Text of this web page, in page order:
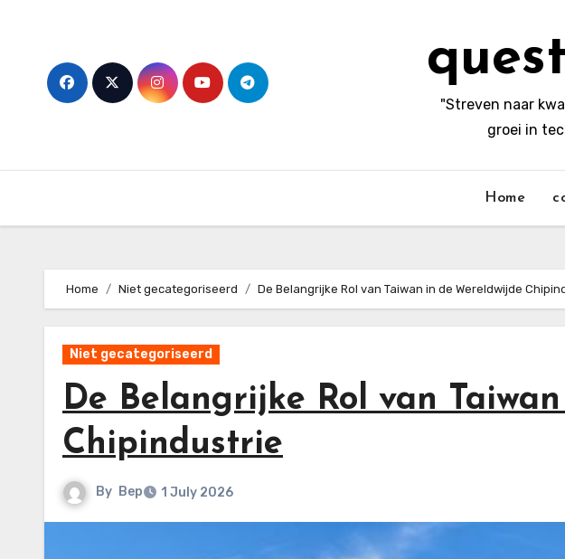
"Streven naar
groei in
Home
Home Niet gecategoriseerd De Belangrijke Rol van Taiwan in de Wereldwijde
Niet gecategoriseerd
De Belangrijke Rol van
Chipindustrie
By Bep 1 July 2026